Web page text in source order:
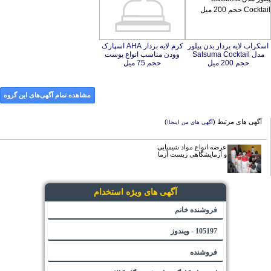
اسکراب لایه بردار بدن پیلور
مدل Satsuma Cocktail
حجم 200 میل
کرم لایه بردار AHA اسپارک
وودن مناسب انواع پوست
حجم 75 میل
مشاهده تمام آگهی‌های این گروه
آگهی های مرتبط (آگهی های من اینجا!)
عرضه انواع مواد شیمیایی
و آزمایشگاهی زیست آزما
آگهی های ویژه استخدام
فروشنده خانم
105197 - ویندوز
فروشنده